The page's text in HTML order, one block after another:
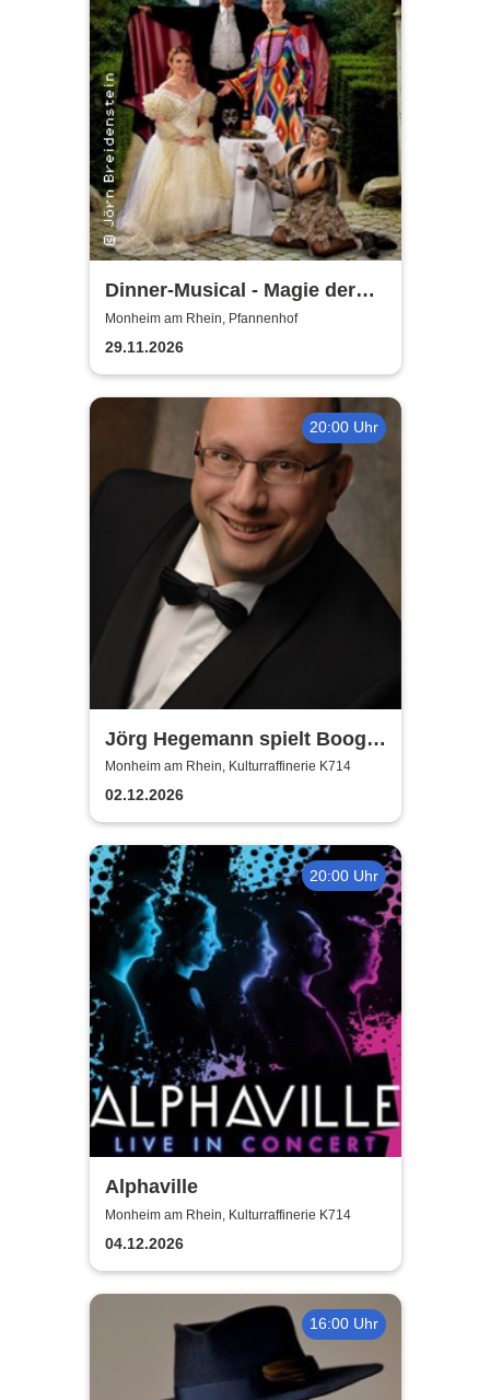
Dinner-Musical - Magie der
Melodie
Monheim am Rhein, Pfannenhof
29.11.2026
20:00 Uhr
Jörg Hegemann spielt Boogie
Woogie
Monheim am Rhein, Kulturraffinerie K714
02.12.2026
20:00 Uhr
Alphaville
Monheim am Rhein, Kulturraffinerie K714
04.12.2026
16:00 Uhr